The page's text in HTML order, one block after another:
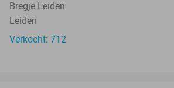
Bregje Leiden
Leiden
Verkocht: 712